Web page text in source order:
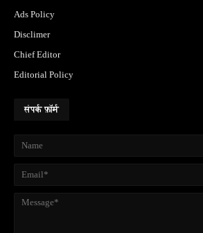
Ads Policy
Disclimer
Chief Editor
Editorial Policy
संपर्क फ़ॉर्म